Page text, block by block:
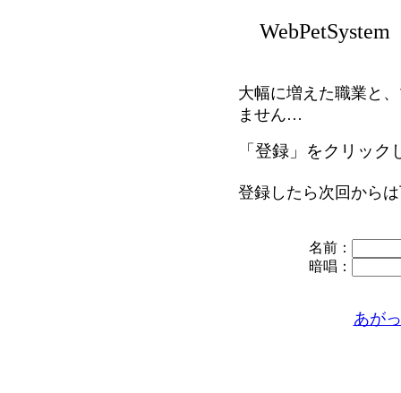
WebPetSystem
大幅に増えた職業と
ません…
「登録」をクリッ
登録したら次回から
名前：
暗唱：
あが